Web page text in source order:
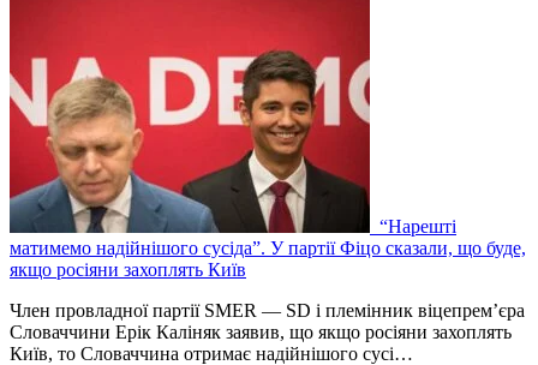
“Нарешті
матимемо надійнішого сусіда”. У партії Фіцо сказали, що буде,
якщо росіяни захоплять Київ
Член провладної партії SMER — SD і племінник віцепрем’єра
Словаччини Ерік Каліняк заявив, що якщо росіяни захоплять
Київ, то Словаччина отримає надійнішого сусі…